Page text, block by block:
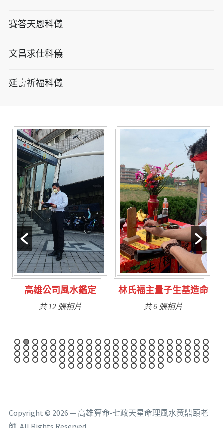
賽答天恩科儀
文昌求仕科儀
延壽祈福科儀
高雄公司風水鑑定
共 12 張相片
林氏福主量子生基造命
共 6 張相片
Copyright © 2026 — 高雄算命-七政天星命理風水黃鼎頤老